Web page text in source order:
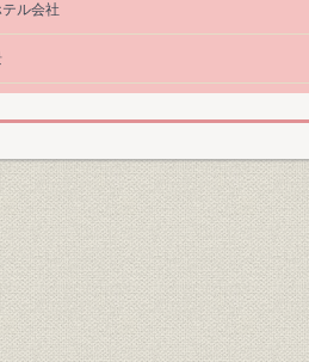
ル会社
の波
外定期航路
の意義
大正へ
営刷新